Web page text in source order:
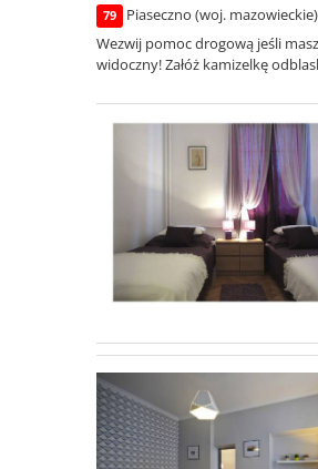
79
Piaseczno (woj. mazowieckie)
Wezwij pomoc drogową jeśli
widoczny! Załóż kamizelkę